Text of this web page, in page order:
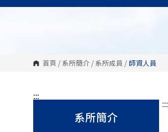
首頁 / 系所簡介 / 系所成員 / 師資人員
:::
系所簡介
:::